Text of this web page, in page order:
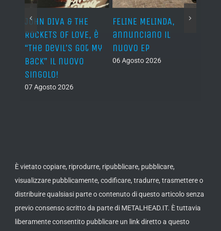
JOHN DIVA & THE
ROCKETS OF LOVE, è
“The Devil’s Got My
Back” il nuovo
singolo!
07 Agosto 2026
FELINE MELINDA,
annunciano il
nuovo EP
06 Agosto 2026
È vietato copiare, riprodurre, ripubblicare, pubblicare,
visualizzare pubblicamente, codificare, tradurre, trasmettere o
distribuire qualsiasi parte o contenuto di questo articolo senza
previo consenso scritto da parte di METALHEAD.IT. È tuttavia
liberamente consentito pubblicare un link diretto a questo